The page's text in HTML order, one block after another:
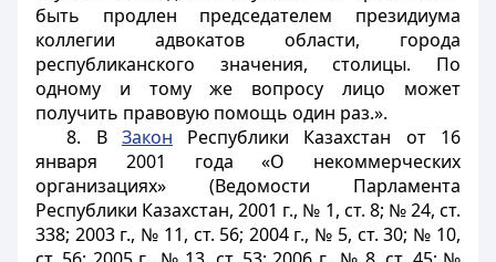
быть продлен председателем президиума
коллегии адвокатов области, города
республиканского значения, столицы. По
одному и тому же вопросу лицо может
получить правовую помощь один раз.».
8. В Закон Республики Казахстан от 16
января 2001 года «О некоммерческих
организациях» (Ведомости Парламента
Республики Казахстан, 2001 г., № 1, ст. 8; № 24, ст.
338; 2003 г., № 11, ст. 56; 2004 г., № 5, ст. 30; № 10,